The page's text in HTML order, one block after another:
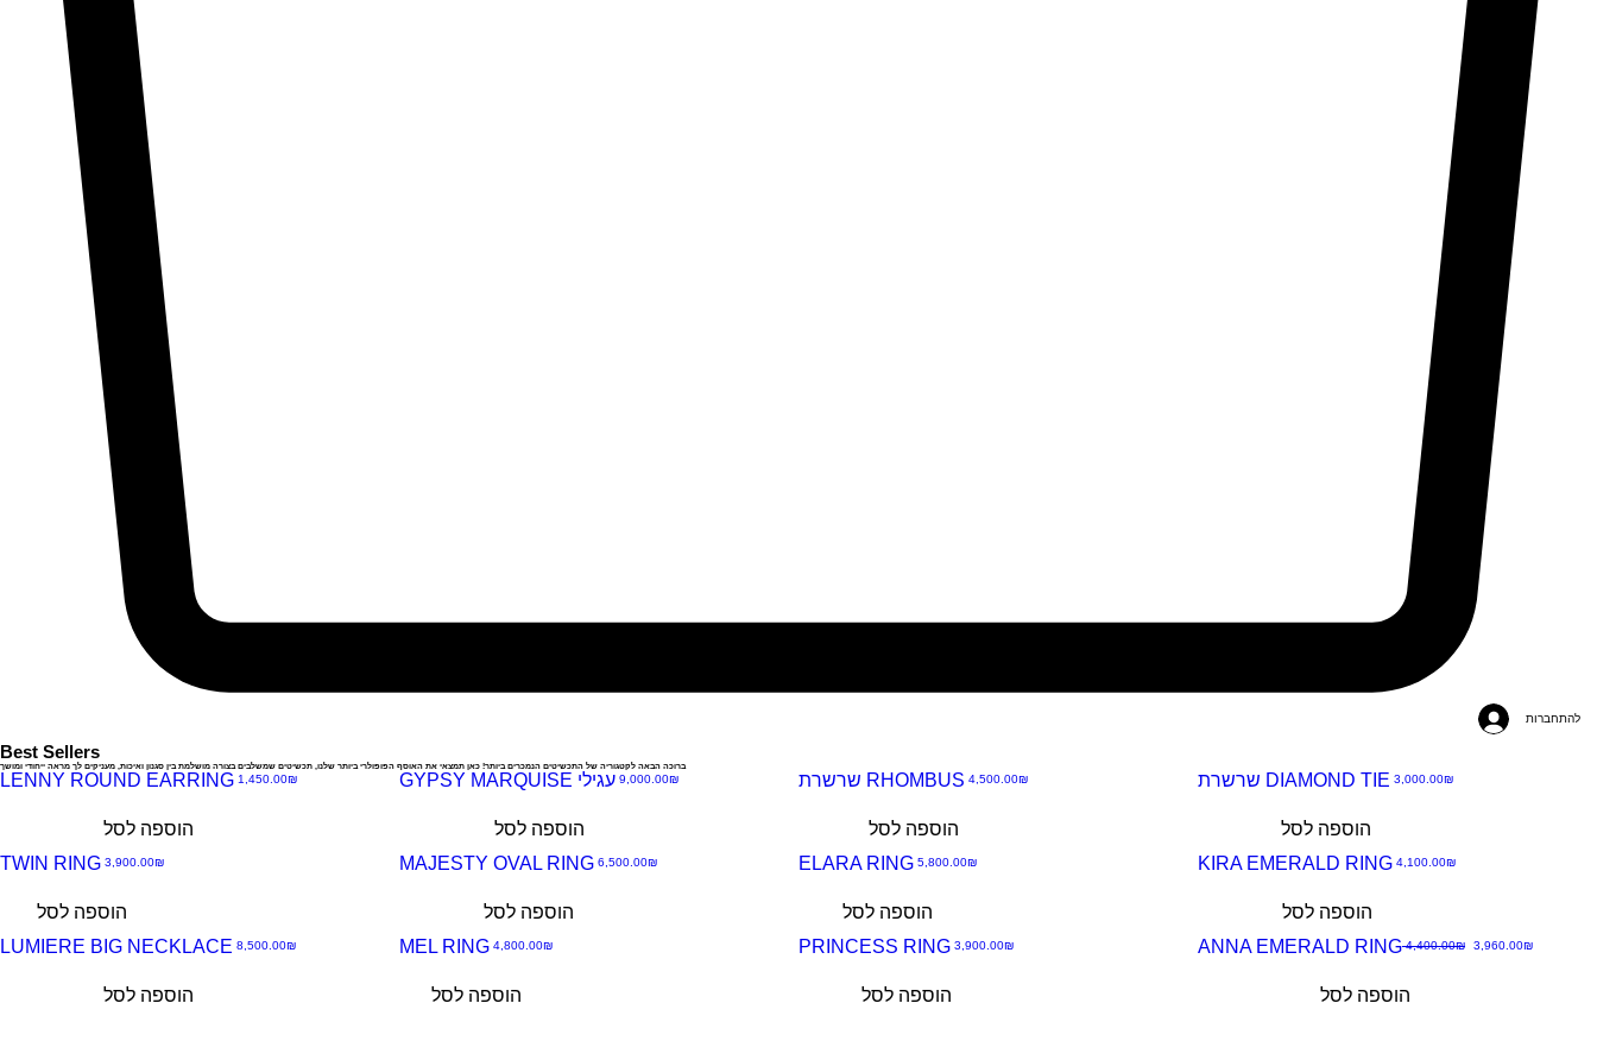
להתחברות
Best Sellers
ברוכה הבאה לקטגוריה של התכשיטים הנמכרים ביותר! כאן תמצאי את האוסף הפופולרי ביותר שלנו, תכשיטים שמשלבים בצורה מושלמת בין סגנון ואיכות, מעניקים לך מראה ייחודי ומושך
מהירה
Best seller
LENNY ROUND EARRINGמחיר ‏1,450.00 ‏₪
הוספה לסל
מהירה
GYPSY MARQUISE עגילימחיר ‏9,000.00 ‏₪
הוספה לסל
מהירה
שרשרת RHOMBUS מחיר ‏4,500.00 ‏₪
הוספה לסל
מהירה
שרשרת DIAMOND TIE מחיר ‏3,000.00 ‏₪
הוספה לסל
מהירה
TWIN RINGמחיר ‏3,900.00 ‏₪
הוספה לסל
מהירה
MAJESTY OVAL RINGמחיר ‏6,500.00 ‏₪
הוספה לסל
מהירה
ELARA RINGמחיר ‏5,800.00 ‏₪
הוספה לסל
מהירה
KIRA EMERALD RINGמחיר ‏4,100.00 ‏₪
הוספה לסל
LUMIERE BIG NECKLACE מחיר ‏8,500.00 ‏₪
הוספה לסל
MEL RINGמחיר ‏4,800.00 ‏₪
הוספה לסל
Best seller
PRINCESS RINGמחיר ‏3,900.00 ‏₪
הוספה לסל
ANNA EMERALD RINGמחיר רגיל ‏4,400.00 ‏₪ מחיר מבצע‏3,960.00 ‏₪
הוספה לסל